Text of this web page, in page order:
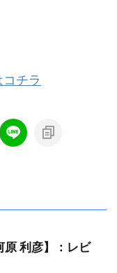
チラ
原 利彦】：レビ